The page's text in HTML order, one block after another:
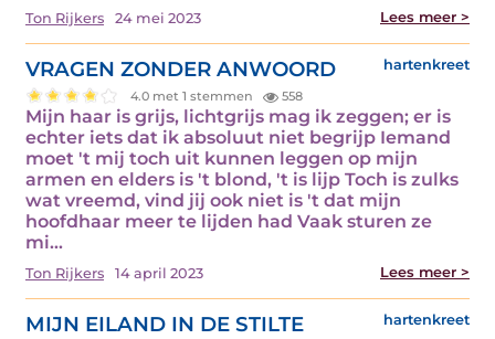
Ton Rijkers 24 mei 2023 Lees meer >
VRAGEN ZONDER ANWOORD hartenkreet
4.0 met 1 stemmen 558
Mijn haar is grijs, lichtgrijs mag ik zeggen; er is
echter iets dat ik absoluut niet begrijp Iemand
moet 't mij toch uit kunnen leggen op mijn
armen en elders is 't blond, 't is lijp Toch is zulks
wat vreemd, vind jij ook niet is 't dat mijn
hoofdhaar meer te lijden had Vaak sturen ze
mi...
Ton Rijkers 14 april 2023 Lees meer >
MIJN EILAND IN DE STILTE hartenkreet